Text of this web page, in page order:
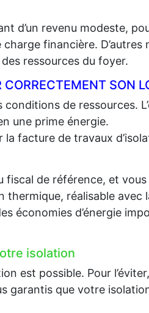
d’un revenu modeste,
financière. D’autres
ressources du foyer.
SON
conditions de ressources.
une prime énergie.
facture de travaux
de référence, et vous
réalisable avec
économies d’énergie
isolation
est possible. Pour
garantis que votre